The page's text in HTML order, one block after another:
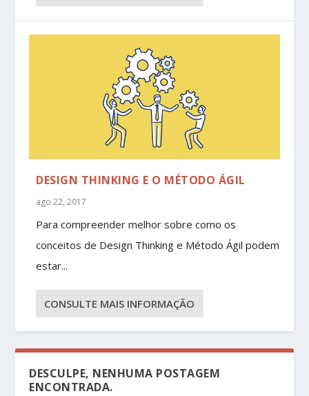
DESIGN THINKING E O MÉTODO ÁGIL
ago 22, 2017
Para compreender melhor sobre como os
conceitos de Design Thinking e Método Ágil podem
estar...
CONSULTE MAIS INFORMAÇÃO
DESCULPE, NENHUMA POSTAGEM
ENCONTRADA.